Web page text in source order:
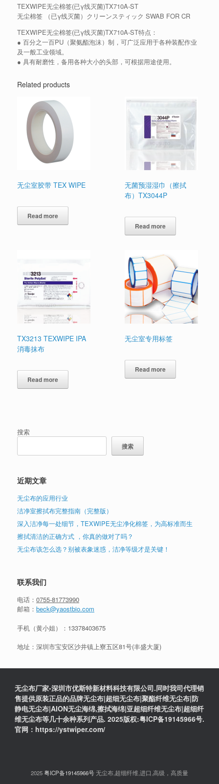
TEXWIPE无尘棉签(已γ线灭菌)TX710A-ST
无尘棉签 （已γ线灭菌）クリーンスティック SWAB FOR CR
TEXWIPE无尘棉签(已γ线灭菌)TX710A-ST特点：
● 百分之一百PU（聚氨酯泡沫）制，可广泛应用于各种装配作业
及一般工业领域。
● 具有耐磨性，备用各种大小的头部，可根据用途使用。
Related products
无尘室胶带 TEX WIPE
Read more
无菌预湿湿巾（擦拭
布）TX3044P
Read more
TX3213 TEXWIPE IPA
消毒抹布
Read more
无尘室专用标签
Read more
搜索
搜索
近期文章
无尘布的应用行业
洁净室擦拭布完整指南（完整版）
深入洁净每一处细节，TEXWIPE无尘净化棉签，为高标准而生
擦拭清洁的正确方式 ，你真的做对了吗？
无尘布该怎么选？别被表象迷惑，洁净等级才是关键！
联系我们
电话： 0755-81773990
邮箱： beck@yaostbio.com
手机（黄小姐）： 13378403675
地址：深圳市宝安区沙井镇上寮五区81号(丰盛大厦)
无尘布厂家-深圳市优斯特新材料科技有限公司.同时我司代理销
售提供原装正品的品牌无尘布|超细无尘布|聚酯纤维无尘布|防
静电无尘布|AION无尘海绵,擦拭海绵|亚超细纤维无尘布|超细纤
维无尘布等几十余种系列产品. 2025版权:粤ICP备19145966号.
官网：https://ystwiper.com/
2025粤ICP备19145966号无尘布,超细纤维,进口,高级，高质量